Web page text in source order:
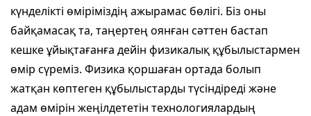
күнделікті өміріміздің ажырамас бөлігі. Біз оны
байқамасақ та, таңертең оянған сәттен бастап
кешке ұйықтағанға дейін физикалық құбылыстармен
өмір сүреміз. Физика қоршаған ортада болып
жатқан көптеген құбылыстарды түсіндіреді және
адам өмірін жеңілдететін технологиялардың